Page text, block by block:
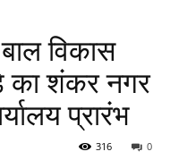
विकास
का शंकर नगर
प्रारंभ
0
316